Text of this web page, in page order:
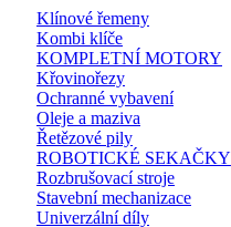
Klínové řemeny
Kombi klíče
KOMPLETNÍ MOTORY
Křovinořezy
Ochranné vybavení
Oleje a maziva
Řetězové pily
ROBOTICKÉ SEKAČKY
Rozbrušovací stroje
Stavební mechanizace
Univerzální díly